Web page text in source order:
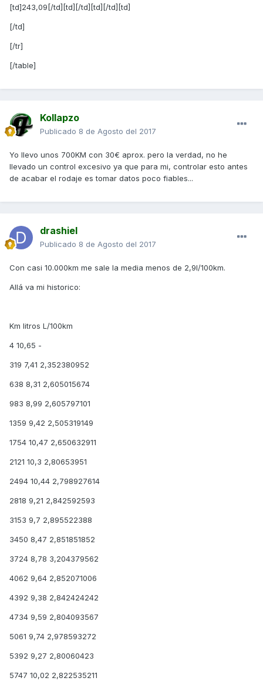
[td]243,09[/td][td][/td][td][/td][td]
[/td]
[/tr]
[/table]
Kollapzo
Publicado 8 de Agosto del 2017
Yo llevo unos 700KM con 30€ aprox. pero la verdad, no he
llevado un control excesivo ya que para mi, controlar esto antes
de acabar el rodaje es tomar datos poco fiables...
drashiel
Publicado 8 de Agosto del 2017
Con casi 10.000km me sale la media menos de 2,9l/100km.
Allá va mi historico:
Km litros L/100km
4 10,65 -
319 7,41 2,352380952
638 8,31 2,605015674
983 8,99 2,605797101
1359 9,42 2,505319149
1754 10,47 2,650632911
2121 10,3 2,80653951
2494 10,44 2,798927614
2818 9,21 2,842592593
3153 9,7 2,895522388
3450 8,47 2,851851852
3724 8,78 3,204379562
4062 9,64 2,852071006
4392 9,38 2,842424242
4734 9,59 2,804093567
5061 9,74 2,978593272
5392 9,27 2,80060423
5747 10,02 2,822535211